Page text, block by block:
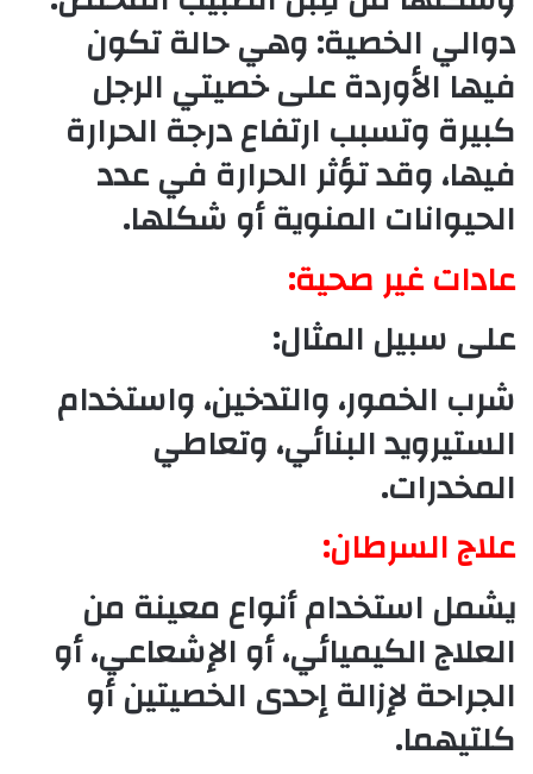
دوالي الخصية: وهي حالة تكون
فيها الأوردة على خصيتي الرجل
كبيرة وتسبب ارتفاع درجة الحرارة
فيها، وقد تؤثر الحرارة في عدد
الحيوانات المنوية أو شكلها.
عادات غير صحية:
على سبيل المثال:
شرب الخمور، والتدخين، واستخدام
الستيرويد البنائي، وتعاطي
المخدرات.
علاج السرطان:
يشمل استخدام أنواع معينة من
العلاج الكيميائي، أو الإشعاعي، أو
الجراحة لإزالة إحدى الخصيتين أو
كلتيهما.